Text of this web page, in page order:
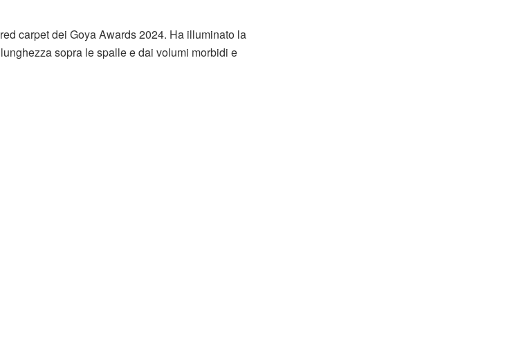
carpet dei Goya Awards 2024. Ha illuminato la
sopra le spalle e dai volumi morbidi e